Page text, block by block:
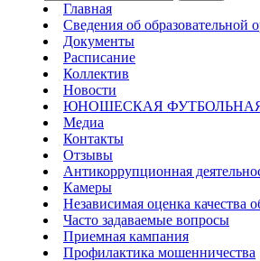
Главная
Сведения об образовательной
Документы
Расписание
Коллектив
Новости
ЮНОШЕСКАЯ
Медиа
Контакты
Отзывы
Антикоррупционная
Камеры
Независимая оценка качества
Часто задаваемые вопросы
Приемная кампания
Профилактика мошенничества